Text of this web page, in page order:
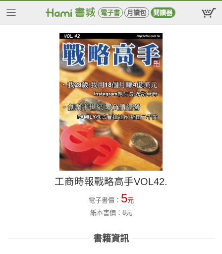
電子書 月讀包 閱讀器
工商時報戰略高手VOL42.
電子書價： 5元
紙本書價：8元
書籍資訊